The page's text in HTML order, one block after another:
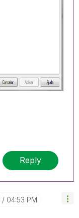
Reply
04:53 PM